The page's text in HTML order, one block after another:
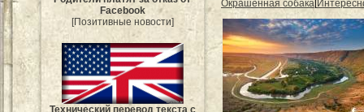
Facebook
[Позитивные новости]
Окрашенная собака[